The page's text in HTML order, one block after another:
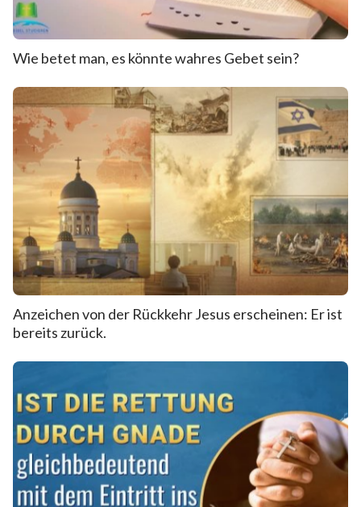
Wie betet man, es könnte wahres Gebet sein?
Anzeichen von der Rückkehr Jesus erscheinen: Er ist
bereits zurück.